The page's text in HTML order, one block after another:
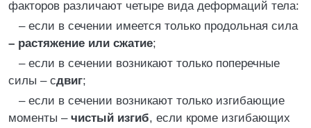
факторов различают четыре вида деформаций тела:
– если в сечении имеется только продольная сила
– растяжение или сжатие;
– если в сечении возникают только поперечные
силы – сдвиг;
– если в сечении возникают только изгибающие
моменты – чистый изгиб, если кроме изгибающих